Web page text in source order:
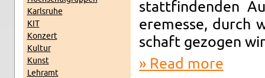
Karl­sruhe
KIT
Konz­ert
Kul­tur
Kunst
Lehramt
stat­tfind­en­den
eremesse, durch
schaft gezo­gen
Read more